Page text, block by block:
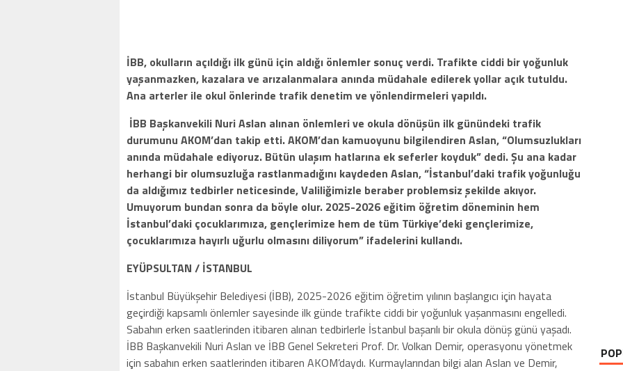
İBB, okulların açıldığı ilk günü için aldığı önlemler sonuç verdi. Trafikte ciddi bir yoğunluk
yaşanmazken, kazalara ve arızalanmalara anında müdahale edilerek yollar açık tutuldu.
Ana arterler ile okul önlerinde trafik denetim ve yönlendirmeleri yapıldı.
İBB Başkanvekili Nuri Aslan alınan önlemleri ve okula dönüşün ilk günündeki trafik
durumunu AKOM’dan takip etti. AKOM’dan kamuoyunu bilgilendiren Aslan, “Olumsuzlukları
anında müdahale ediyoruz. Bütün ulaşım hatlarına ek seferler koyduk” dedi. Şu ana kadar
herhangi bir olumsuzluğa rastlanmadığını kaydeden Aslan, “İstanbul’daki trafik yoğunluğu
da aldığımız tedbirler neticesinde, Valiliğimizle beraber problemsiz şekilde akıyor.
Umuyorum bundan sonra da böyle olur. 2025-2026 eğitim öğretim döneminin hem
İstanbul’daki çocuklarımıza, gençlerimize hem de tüm Türkiye’deki gençlerimize,
çocuklarımıza hayırlı uğurlu olmasını diliyorum” ifadelerini kullandı.
EYÜPSULTAN / İSTANBUL
İstanbul Büyükşehir Belediyesi (İBB), 2025-2026 eğitim öğretim yılının başlangıcı için hayata
geçirdiği kapsamlı önlemler sayesinde ilk günde trafikte ciddi bir yoğunluk yaşanmasını engelledi.
Sabahın erken saatlerinden itibaren alınan tedbirlerle İstanbul başarılı bir okula dönüş günü yaşadı.
İBB Başkanvekili Nuri Aslan ve İBB Genel Sekreteri Prof. Dr. Volkan Demir, operasyonu yönetmek
için sabahın erken saatlerinden itibaren AKOM’daydı. Kurmaylarından bilgi alan Aslan ve Demir,